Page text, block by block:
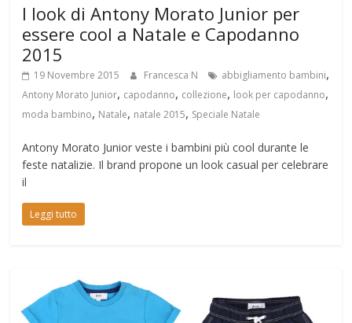
I look di Antony Morato Junior per
essere cool a Natale e Capodanno
2015
19 Novembre 2015 Francesca N abbigliamento bambini,
Antony Morato Junior, capodanno, collezione, look per capodanno,
moda bambino, Natale, natale 2015, Speciale Natale
Antony Morato Junior veste i bambini più cool durante le
feste natalizie. Il brand propone un look casual per celebrare
il
Leggi tutto